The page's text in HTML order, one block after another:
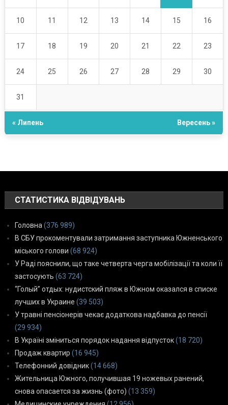
10 11 12 13 14 15 16
17 18 19 20 21 22 23
24 25 26 27 28 29 30
31
« Липень Вересень »
СТАТИСТИКА ВІДВІДУВАНЬ
Головна (376 989)
В СБУ прокоментували затримання заступника Южненського
міського голови (68 924)
У Раді пояснили, що таке четверта черга мобілізації та коли її
застосують (63 724)
“Голый” отдых: нудистский пляж в Южном оказался в списке
лучших в Украине (39 503)
У травні пенсіонерів чекає додаткова надбавка до пенсії
(29 934)
В Україні зміниться порядок надання відпусток(18 720)
Продаж квартир (16 945)
Телефонний довідник(14 668)
Жительница Южного, получившая 19 ножевых ранений,
снова опасается за жизнь (фото) (13 359)